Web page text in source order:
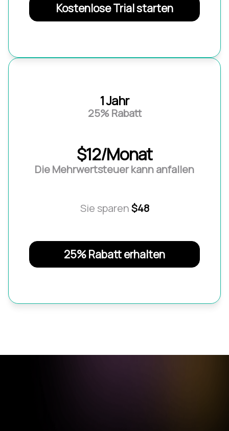
Kostenlose Trial starten
1 Jahr
25% Rabatt
$12/Monat
Die Mehrwertsteuer kann anfallen
Sie sparen$48
25% Rabatt erhalten